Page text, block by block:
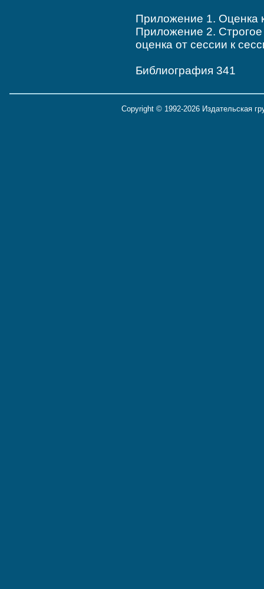
Приложение 1. Оценка
Приложение 2.
оценка от сессии к
Библиография 341
Copyright © 1992-2026 Издательская